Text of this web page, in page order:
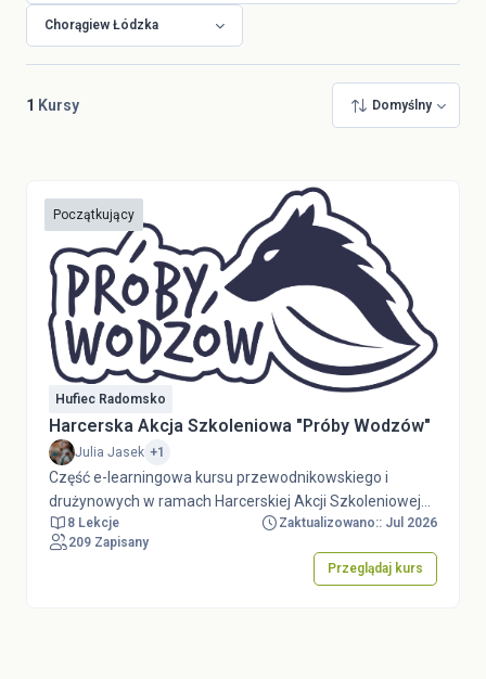
Chorągiew Łódzka
1 Kursy Domyślny
Początkujący
Hufiec Radomsko
Harcerska Akcja Szkoleniowa "Próby Wodzów"
Julia Jasek +1
Część e-learningowa kursu przewodnikowskiego i
drużynowych w ramach Harcerskiej Akcji Szkoleniowej
"Próby Wodzów" 2026.
8 Lekcje
Zaktualizowano:: Jul 2026
209 Zapisany
Przeglądaj kurs